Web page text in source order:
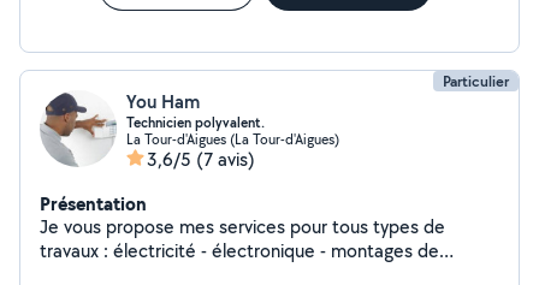
Particulier
You Ham
Technicien polyvalent.
La Tour-d'Aigues (La Tour-d'Aigues)
3,6/5 (7 avis)
Présentation
Je vous propose mes services pour tous types de
travaux : électricité - électronique - montages de